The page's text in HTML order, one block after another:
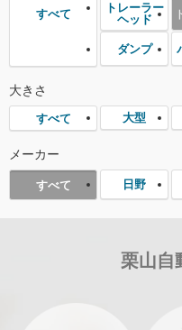
すべて
トレーラー
ヘッド
ダンプ
大きさ
すべて 大型
メーカー
すべて 日野
栗山自